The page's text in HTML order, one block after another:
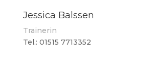
Jessica Balssen
Trainerin
Tel.: 01515 7713352